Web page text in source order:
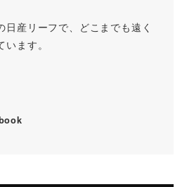
日産リーフで、どこまでも遠く
ます。